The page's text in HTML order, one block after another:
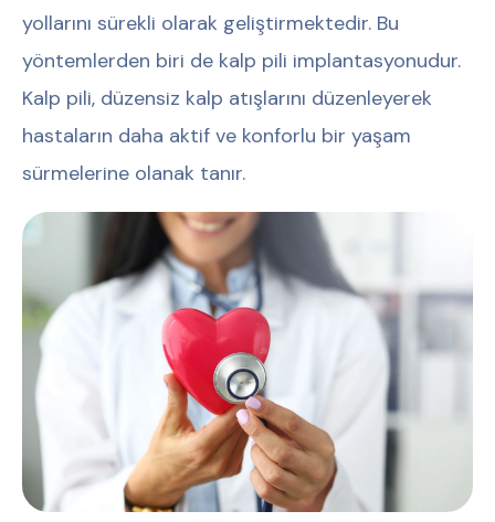
yollarını sürekli olarak geliştirmektedir. Bu
yöntemlerden biri de kalp pili implantasyonudur.
Kalp pili, düzensiz kalp atışlarını düzenleyerek
hastaların daha aktif ve konforlu bir yaşam
sürmelerine olanak tanır.